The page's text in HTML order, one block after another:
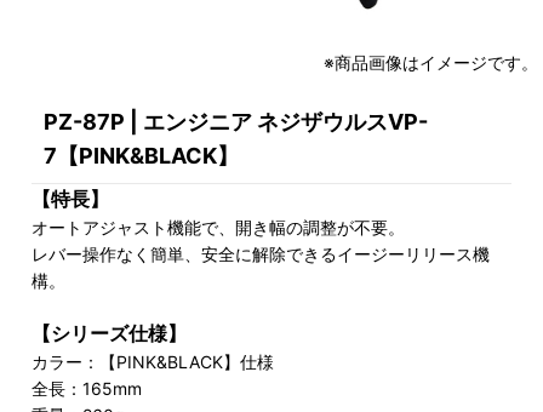
※商品画像はイメージです。
PZ-87P | エンジニア ネジザウルスVP-
7【PINK&BLACK】
【特長】
オートアジャスト機能で、開き幅の調整が不要。
レバー操作なく簡単、安全に解除できるイージーリリース機
構。
【シリーズ仕様】
カラー：【PINK&BLACK】仕様
全長：165mm